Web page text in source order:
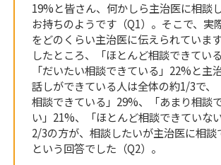
19%と皆さん、何かしら主治医に相談
お持ちのようです（Q1）。そこで、実
をどのくらい主治医に伝えられていま
したところ、「ほとんど相談できてい
「だいたい相談できている」22%と主
話しができている人は全体の約1/3で、
相談できている」29%、「あまり相談
い」21%、「ほとんど相談できていな
2/3の方が、相談したいが主治医に相談
という回答でした（Q2）。